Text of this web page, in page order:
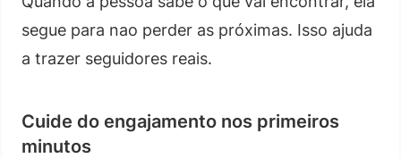
segue para nao perder as próximas. Isso ajuda
a trazer seguidores reais.
Cuide do engajamento nos primeiros
minutos